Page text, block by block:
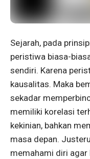
Sejarah, pada
peristiwa biasa-
sendiri. Karena
kausalitas. Maka
sekadar
memiliki korelasi
kekinian, bahkan
masa depan.
memahami diri